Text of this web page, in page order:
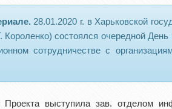
28.01.2020 г. в Харьковской
состоялся очередной
сотрудничестве с
Проекта выступила зав. отделом